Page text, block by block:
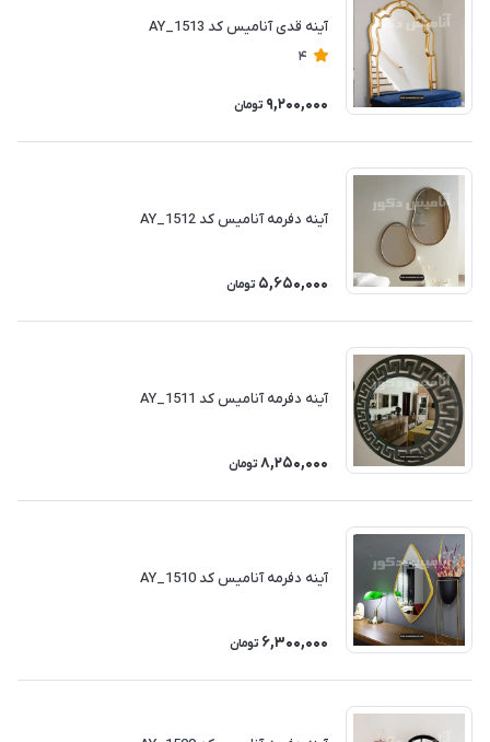
آینه قدی آنامیس کد AY_1513
4
9,200,000 تومان
آینه دفرمه آنامیس کد AY_1512
5,650,000 تومان
آینه دفرمه آنامیس کد AY_1511
8,250,000 تومان
آینه دفرمه آنامیس کد AY_1510
6,300,000 تومان